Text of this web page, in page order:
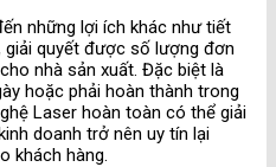
những lợi ích khác như tiết
quyết được số lượng đơn
nhà sản xuất. Đặc biệt là
hoặc phải hoàn thành trong
Laser hoàn toàn có thể giải
doanh trở nên uy tín lại
khách hàng.